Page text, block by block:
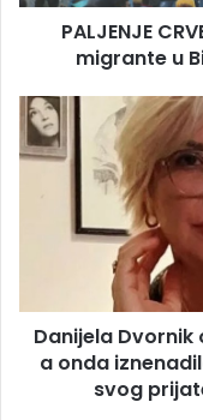
namjere
PALJENJE
migrante u
Danijela
Dvornik
objavila
fotografiju
iznenadila
neobičnim
priznanjem
Danijela
a onda
svog